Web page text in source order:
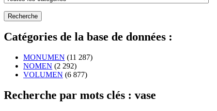
Catégories de la base de données :
MONUMEN (11 287)
NOMEN (2 292)
VOLUMEN (6 877)
Recherche par mots clés : vase